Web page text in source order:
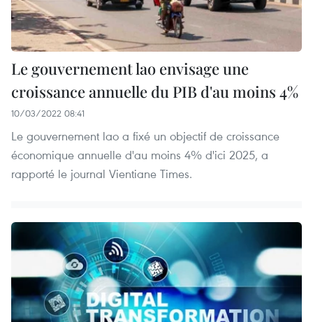
Le gouvernement lao envisage une
croissance annuelle du PIB d'au moins 4%
10/03/2022 08:41
Le gouvernement lao a fixé un objectif de croissance
économique annuelle d'au moins 4% d'ici 2025, a
rapporté le journal Vientiane Times. ​